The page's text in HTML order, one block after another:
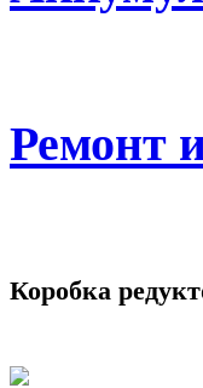
Ремонт
Коробка